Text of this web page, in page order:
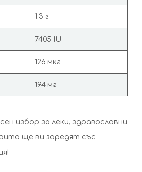
1.3 г
7405 IU
126 мкг
194 мг
избор за леки, здравословни
ще ви заредят със